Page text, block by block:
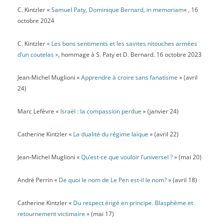
Publié le 1 juillet 2026 par Co-auteurs
Aline Girard et Jean-Pierre Sakoun analysent un glissement
lexical : l’usage, dans maint texte officiel, des expressions «
d’opinion. Et la République « assure la liberté de conscience » :
cette dernière, non seulement est plus large que la « liberté de
religieuse », permet d’ériger des groupes d’appartenance en
vie publique. En plaçant la notion de « religion », et surtout celle
« […] modifie le centre de gravité de la laïcité, en le déplaçant de
d’appartenance. [Et qui] tend à faire de la laïcité un instrument de
de limitation de son emprise. ». Si on n’y prend pas garde, c’est
l’universalisme républicain qui est renversé, car alors « la
C. Kintzler «Samuel Paty, Dominique Bernard, in memoriam« , 16
octobre 2024
C. Kintzler« Les bons sentiments et les saintes nitouches armées
d’un coutelas », hommage à S. Paty et D. Bernard. 16 octobre 2023
Jean-Michel Muglioni «Apprendre à croire sans fanatisme » (avril
24)
Marc Lefèvre « Israël : la compassion perdue » (janvier 24)
Catherine Kintzler « La dualité du régime laïque » (avril 22)
Jean-Michel Muglioni «Qu’est-ce que vouloir l’universel ?» (mai 20)
André Perrin « De quoi le nom de Le Pen est-il le nom?» (avril 18)
Catherine Kintzler « Du respect érigé en principe. Blasphème et
retournement victimaire » (mai 17)